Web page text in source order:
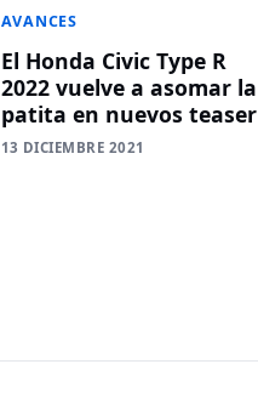
AVANCES
El Honda Civic Type R
2022 vuelve a asomar la
patita en nuevos teaser
13 DICIEMBRE 2021